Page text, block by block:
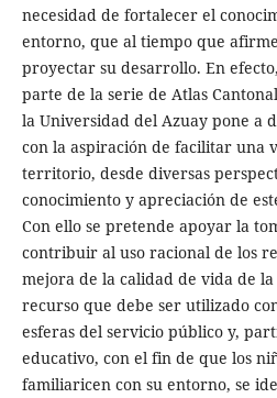
necesidad de fortalecer el
entorno, que al tiempo que
proyectar su desarrollo. En
parte de la serie de Atlas
la Universidad del Azuay pone a
con la aspiración de facilitar una
territorio, desde diversas
conocimiento y apreciación de
Con ello se pretende apoyar la
contribuir al uso racional de los
mejora de la calidad de vida de
recurso que debe ser utilizado
esferas del servicio público y,
educativo, con el fin de que los
familiaricen con su entorno, se